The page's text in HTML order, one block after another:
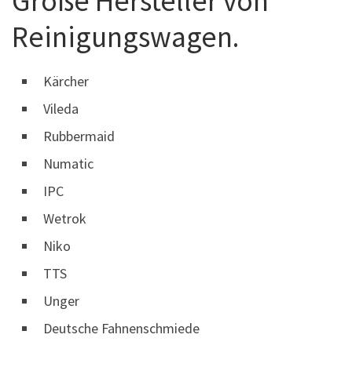
Reinigungswagen.
Kärcher
Vileda
Rubbermaid
Numatic
IPC
Wetrok
Niko
TTS
Unger
Deutsche Fahnenschmiede